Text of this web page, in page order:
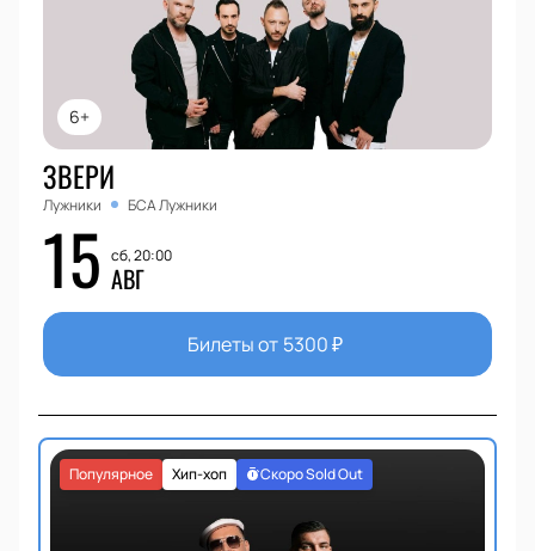
6+
ЗВЕРИ
Лужники БСА Лужники
15 сб, 20:00
АВГ
Билеты от 5300₽
Хип-хоп
Популярное Скоро Sold Out